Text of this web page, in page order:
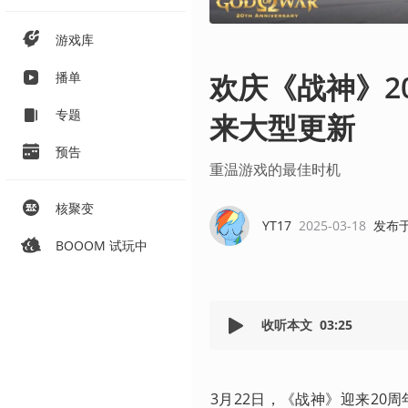
游戏库
播单
专题
预告
核聚变
BOOOM 试玩中
欢庆《战神》
来大型更新
重温游戏的最佳时机
YT17 2025-03-18 发布
收听本文 03:25
3月22日，《战神》迎来20